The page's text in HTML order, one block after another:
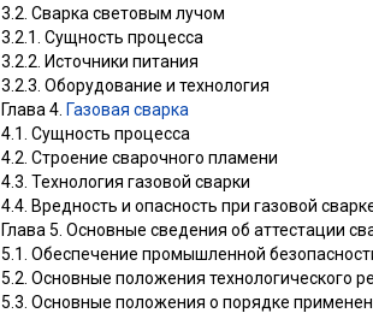
3.2. Сварка световым лучом
3.2.1. Сущность процесса
3.2.2. Источники питания
3.2.3. Оборудование и технология
Глава 4. Газовая сварка
4.1. Сущность процесса
4.2. Строение сварочного пламени
4.3. Технология газовой сварки
4.4. Вредность и опасность при газовой
Глава 5. Основные сведения об аттестации
5.1. Обеспечение промышленной
5.2. Основные положения технологического
5.3. Основные положения о порядке